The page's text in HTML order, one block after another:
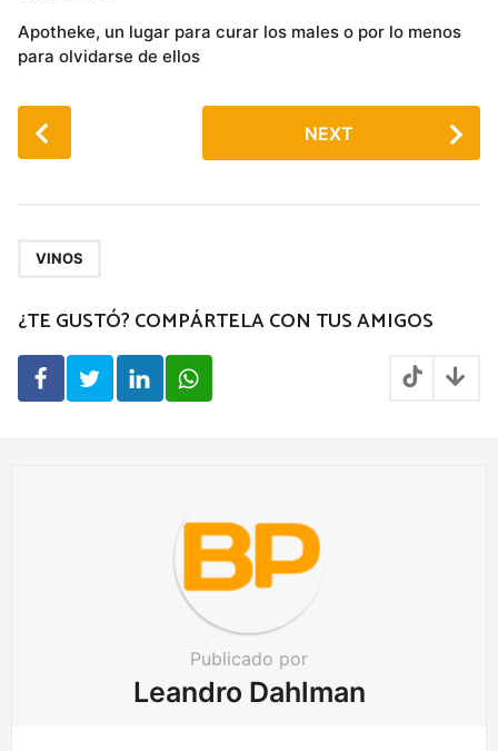
Apotheke, un lugar para curar los males o por lo menos
para olvidarse de ellos
P
o
i
n
t
NEXT
VINOS
¿TE GUSTÓ? COMPÁRTELA CON TUS AMIGOS
Publicado por
Leandro Dahlman